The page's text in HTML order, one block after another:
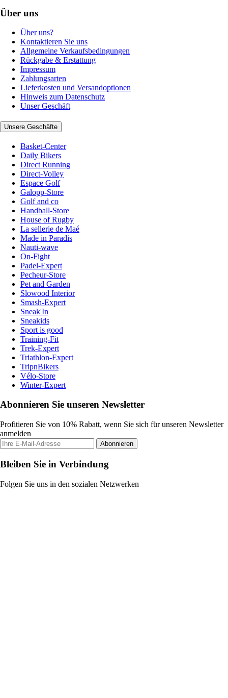
Über uns
Über uns?
Kontaktieren Sie uns
Allgemeine Verkaufsbedingungen
Rückgabe & Erstattung
Impressum
Zahlungsarten
Lieferkosten und Versandoptionen
Hinweis zum Datenschutz
Unser Geschäft
Unsere Geschäfte
Basket-Center
Daily Bikers
Direct Running
Direct-Volley
Espace Golf
Galopp-Store
Golf and co
Handball-Store
House of Rugby
La sellerie de Maé
Made in Paradis
Nauti-wave
On-Fight
Padel-Expert
Pecheur-Store
Pet and Garden
Slowood Interior
Smash-Expert
Sneak'In
Sneakids
Sport is good
Training-Fit
Trek-Expert
Triathlon-Expert
TripnBikers
Vélo-Store
Winter-Expert
Abonnieren Sie unseren Newsletter
Profitieren Sie von 10% Rabatt, wenn Sie sich für unseren Newsletter
anmelden
Abonnieren
Bleiben Sie in Verbindung
Folgen Sie uns in den sozialen Netzwerken